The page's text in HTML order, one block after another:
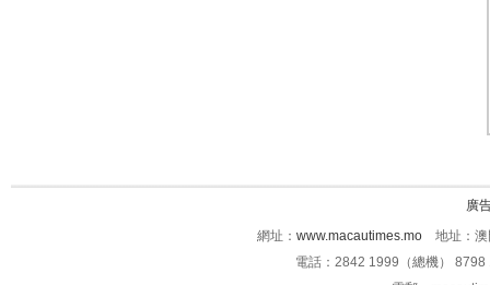
廣
網址： www.macautimes.mo 地址：澳
電話：2842 1999（總機）